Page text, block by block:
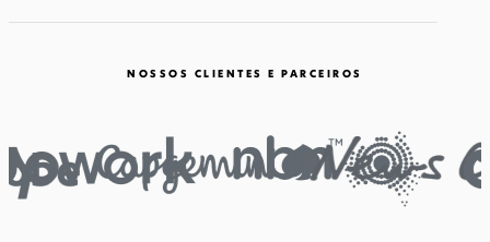
NOSSOS CLIENTES E PARCEIROS